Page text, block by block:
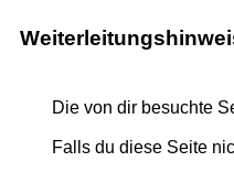
Die von dir besuchte
Falls du diese Seite